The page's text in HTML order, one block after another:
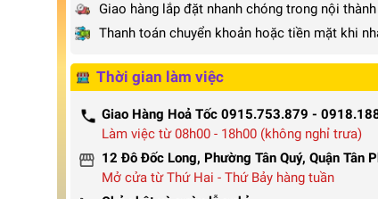
Giao hàng lắp đặt nhanh chóng trong nội thành
Thanh toán chuyển khoản hoặc tiền mặt khi
Thời gian làm việc
Giao Hàng Hoả Tốc 0915.753.879 -
Làm việc từ 08h00 - 18h00 (không nghỉ trưa)
12 Đô Đốc Long, Phường Tân Quý, Quận Tân
Mở cửa từ Thứ Hai - Thứ Bảy hàng tuần